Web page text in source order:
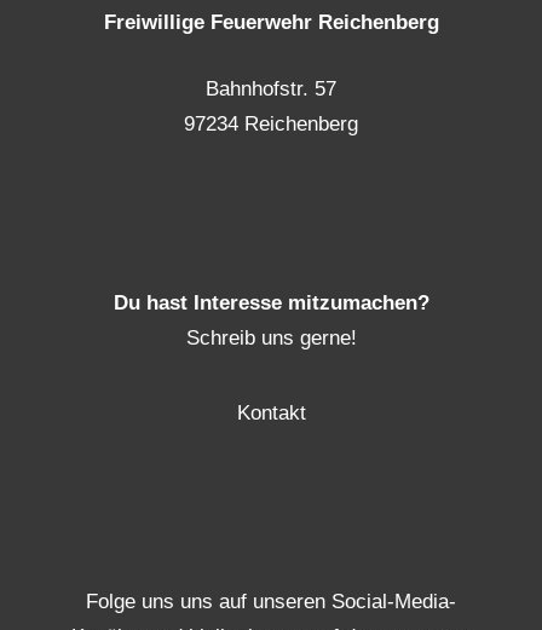
Freiwillige Feuerwehr Reichenberg
Bahnhofstr. 57
97234 Reichenberg
Du hast Interesse mitzumachen?
Schreib uns gerne!
Kontakt
Folge uns uns auf unseren Social-Media-